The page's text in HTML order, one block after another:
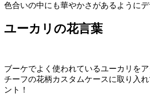
色合いの中にも華やかさがあるように
ユーカリの花言葉
ブーケでよく使われているユーカリを
チーフの花柄カスタムケースに取り入
ント！